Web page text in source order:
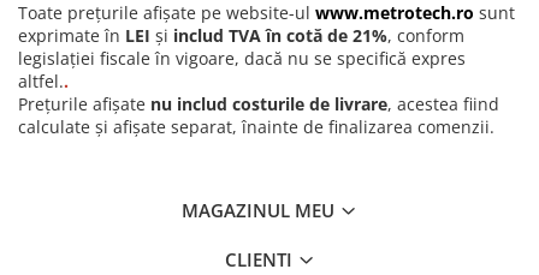
Cantare de numarare
Cantare cu carlig
Cantare de precizie
Cantare de banc
Toate prețurile afișate pe website-ul www.metrotech.ro sunt
exprimate în LEI și includ TVA în cotă de 21%, conform
legislației fiscale în vigoare, dacă nu se specifică expres
altfel..
Prețurile afișate nu includ costurile de livrare, acestea fiind
calculate și afișate separat, înainte de finalizarea comenzii.
MAGAZINUL MEU
CLIENTI